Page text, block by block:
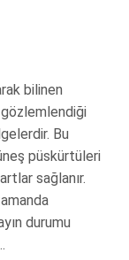
bilinen
Bu
püskürtüleri
sağlanır.
durumu